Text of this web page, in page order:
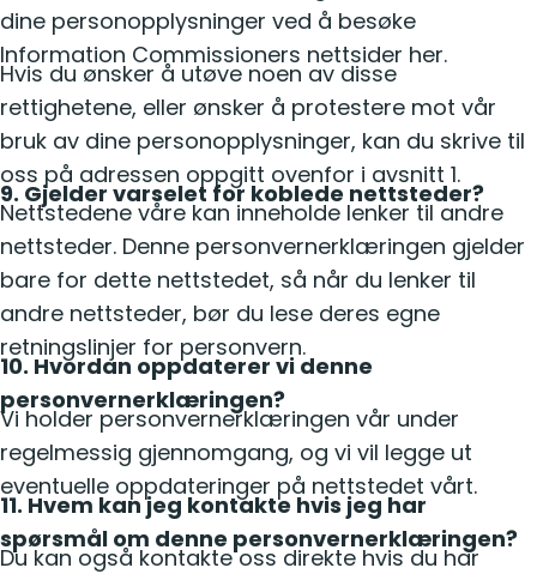
dine personopplysninger ved å besøke
Information Commissioners nettsider her.
Hvis du ønsker å utøve noen av disse
rettighetene, eller ønsker å protestere mot vår
bruk av dine personopplysninger, kan du skrive til
oss på adressen oppgitt ovenfor i avsnitt 1.
9. Gjelder varselet for koblede nettsteder?
Nettstedene våre kan inneholde lenker til andre
nettsteder. Denne personvernerklæringen gjelder
bare for dette nettstedet, så når du lenker til
andre nettsteder, bør du lese deres egne
retningslinjer for personvern.
10. Hvordan oppdaterer vi denne
personvernerklæringen?
Vi holder personvernerklæringen vår under
regelmessig gjennomgang, og vi vil legge ut
eventuelle oppdateringer på nettstedet vårt.
11. Hvem kan jeg kontakte hvis jeg har
spørsmål om denne personvernerklæringen?
Du kan også kontakte oss direkte hvis du har